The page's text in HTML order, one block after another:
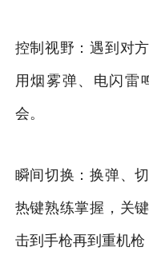
控制视野：遇到对
用烟雾弹、电闪雷
会。
瞬间切换：换弹、
热键熟练掌握，关
击到手枪再到重机枪